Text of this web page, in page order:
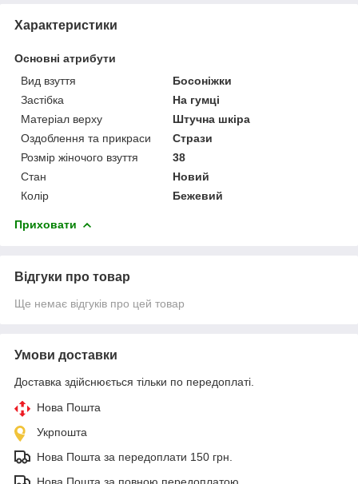
Характеристики
Основні атрибути
Вид взуття
Босоніжки
Застібка
На гумці
Матеріал верху
Штучна шкіра
Оздоблення та прикраси
Стрази
Розмір жіночого взуття
38
Стан
Новий
Колір
Бежевий
Приховати
Відгуки про товар
Ще немає відгуків про цей товар
Умови доставки
Доставка здійснюється тільки по передоплаті.
Нова Пошта
Укрпошта
Нова Пошта за передоплати 150 грн.
Нова Пошта за повною передоплатою